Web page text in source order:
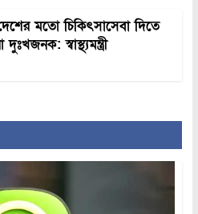
মতো চিকিৎসাসেবা দিতে
দুঃখজনক: স্বাস্থ্যমন্ত্রী